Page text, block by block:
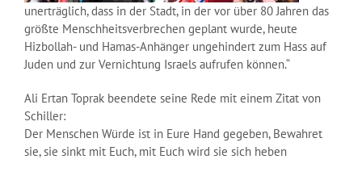
unerträglich, dass in der Stadt, in der vor über 80 Jahren das
größte Menschheitsverbrechen geplant wurde, heute
Hizbollah- und Hamas-Anhänger ungehindert zum Hass auf
Juden und zur Vernichtung Israels aufrufen können.“
Ali Ertan Toprak beendete seine Rede mit einem Zitat von
Schiller:
Der Menschen Würde ist in Eure Hand gegeben, Bewahret
sie, sie sinkt mit Euch, mit Euch wird sie sich heben